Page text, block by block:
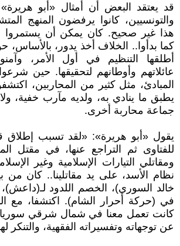
قد يعتقد البعض أن أمثال «أبو
والتونسيين، كانوا يرفضون المنهج
هذا غير صحيح. كان يمكن أن
كما بدأوا.. الخلاف أخذ يدور، بالأساس،
أطلقها التنظيم في أول الأمر،
عائلاتهم وأوطانهم لتحقيقها. حين
المبادئ، مثل كثير من المحاربين،
يطبق ما ينادي به، ولديه مآرب خفية،
جماعة محاربة أخرى.
يقول «أبو هريرة»: «لقد تسبب إطلاق
للفتاوى ثم التراجع عنها، في مقتل
ومقاتلي التيارات الإسلامية وغير
نظام الأسد، على يد مقاتلينا.. كان من
خالد السوري)، الخصم اللدود لـ(داعش)،
في (حركة أحرار الشام). اكتشفا، مع
كانت تعمل معنا في شمال شرقي سوريا
عن توجهاته وتفسيراته الفقهية، والتنكر